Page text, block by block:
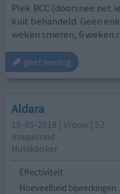
Plek BCC (doorsnee net
kuit behandeld. Geen
weken smeren, 6 weken
geef mening
Aldara
19-05-2018 | Vrouw | 52
imiquimod
Huidkanker
Effectiviteit
Hoeveelheid bijwerkingen